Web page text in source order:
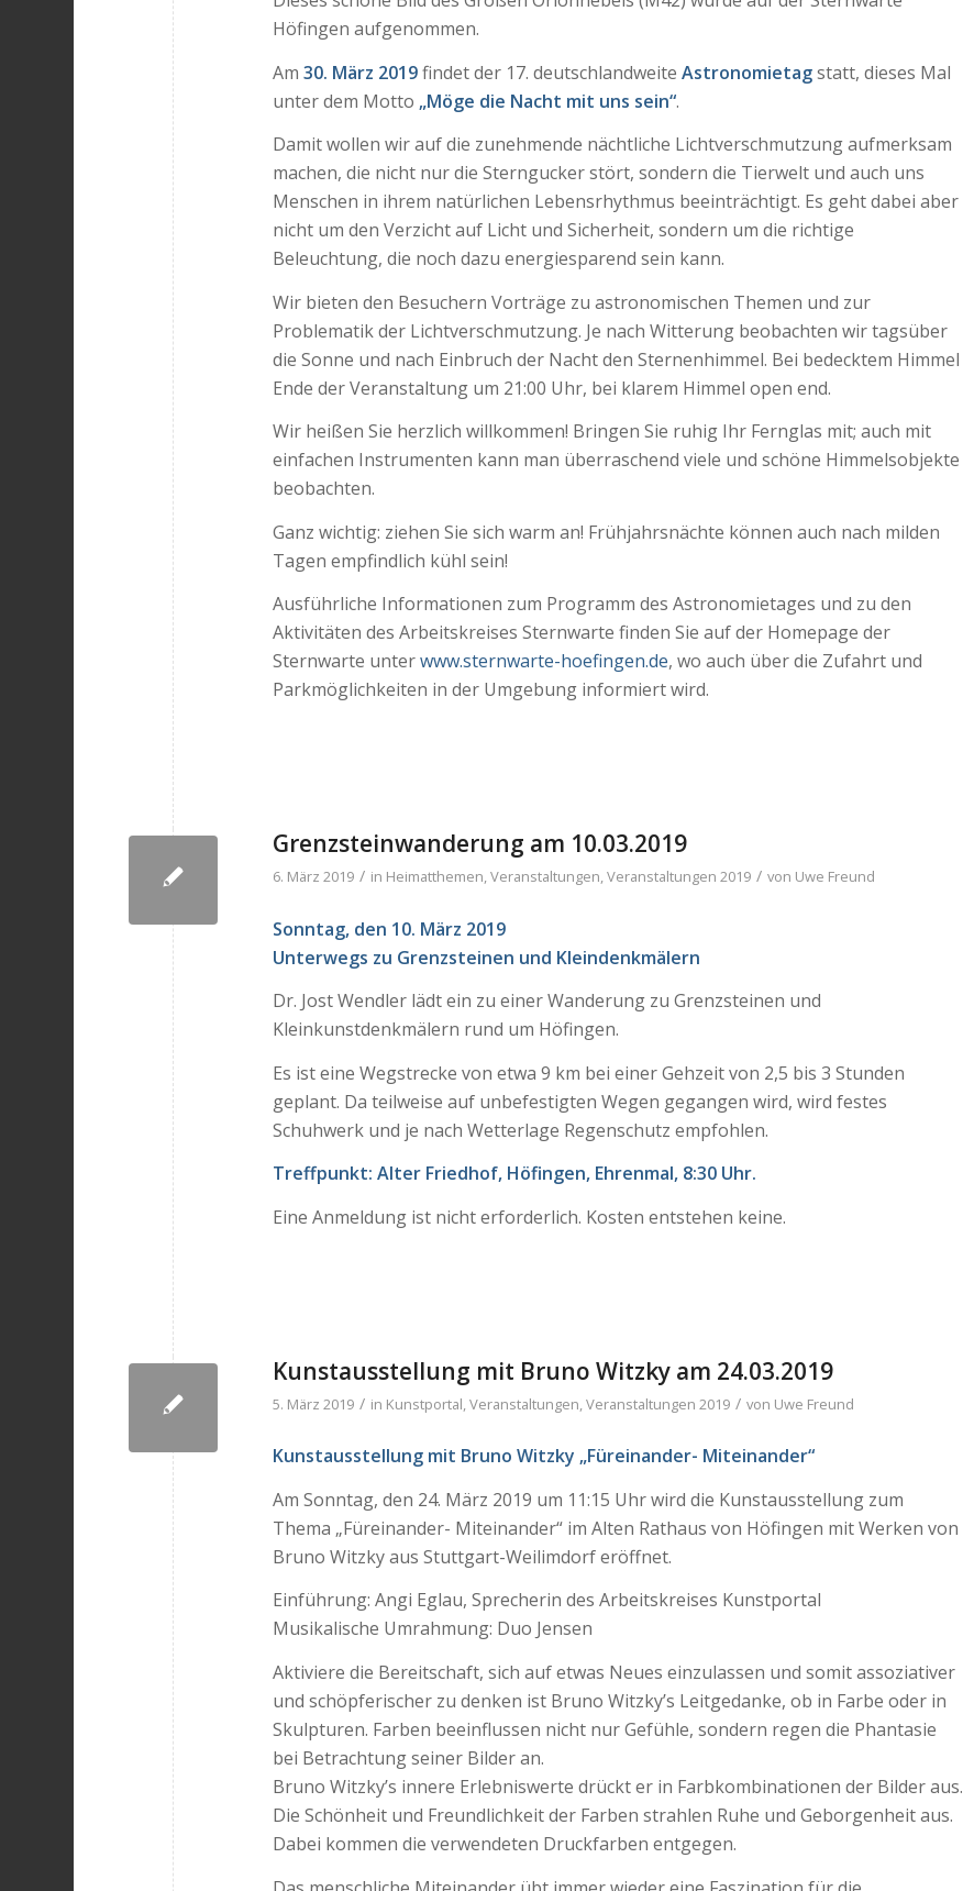
Höfingen aufgenommen.
Am30. März 2019findet der 17. deutschlandweiteAstronomietagstatt, dieses Mal
unter dem Motto „Möge die Nacht mit uns sein“.
Damit wollen wir auf die zunehmende nächtliche Lichtverschmutzung aufmerksam
machen, die nicht nur die Sterngucker stört, sondern die Tierwelt und auch uns
Menschen in ihrem natürlichen Lebensrhythmus beeinträchtigt. Es geht dabei aber
nicht um den Verzicht auf Licht und Sicherheit, sondern um die richtige
Beleuchtung, die noch dazu energiesparend sein kann.
Wir bieten den Besuchern Vorträge zu astronomischen Themen und zur
Problematik der Lichtverschmutzung. Je nach Witterung beobachten wir tagsüber
die Sonne und nach Einbruch der Nacht den Sternenhimmel. Bei bedecktem Himmel
Ende der Veranstaltung um 21:00 Uhr, bei klarem Himmel open end.
Wir heißen Sie herzlich willkommen! Bringen Sie ruhig Ihr Fernglas mit; auch mit
einfachen Instrumenten kann man überraschend viele und schöne Himmelsobjekte
beobachten.
Ganz wichtig: ziehen Sie sich warm an! Frühjahrsnächte können auch nach milden
Tagen empfindlich kühl sein!
Ausführliche Informationen zum Programm des Astronomietages und zu den
Aktivitäten des Arbeitskreises Sternwarte finden Sie auf der Homepage der
Sternwarte unterwww.sternwarte-hoefingen.de, wo auch über die Zufahrt und
Parkmöglichkeiten in der Umgebung informiert wird.
Grenzsteinwanderung am 10.03.2019
6. März 2019 / in Heimatthemen,Veranstaltungen,Veranstaltungen 2019 / von Uwe Freund
Sonntag, den 10. März 2019
Unterwegs zu Grenzsteinen und Kleindenkmälern
Dr. Jost Wendler lädt ein zu einer Wanderung zu Grenzsteinen und
Kleinkunstdenkmälern rund um Höfingen.
Es ist eine Wegstrecke von etwa 9 km bei einer Gehzeit von 2,5 bis 3 Stunden
geplant. Da teilweise auf unbefestigten Wegen gegangen wird, wird festes
Schuhwerk und je nach Wetterlage Regenschutz empfohlen.
Treffpunkt: Alter Friedhof, Höfingen, Ehrenmal, 8:30 Uhr.
Eine Anmeldung ist nicht erforderlich. Kosten entstehen keine.
Kunstausstellung mit Bruno Witzky am 24.03.2019
5. März 2019 / in Kunstportal,Veranstaltungen,Veranstaltungen 2019 / von Uwe Freund
Kunstausstellung mit Bruno Witzky „Füreinander- Miteinander“
Am Sonntag, den 24. März 2019 um 11:15 Uhr wird die Kunstausstellung zum
Thema „Füreinander- Miteinander“ im Alten Rathaus von Höfingen mit Werken von
Bruno Witzky aus Stuttgart-Weilimdorf eröffnet.
Einführung: Angi Eglau, Sprecherin des Arbeitskreises Kunstportal
Musikalische Umrahmung: Duo Jensen
Aktiviere die Bereitschaft, sich auf etwas Neues einzulassen und somit assoziativer
und schöpferischer zu denken ist Bruno Witzky’s Leitgedanke, ob in Farbe oder in
Skulpturen. Farben beeinflussen nicht nur Gefühle, sondern regen die Phantasie
bei Betrachtung seiner Bilder an.
Bruno Witzky’s innere Erlebniswerte drückt er in Farbkombinationen der Bilder aus.
Die Schönheit und Freundlichkeit der Farben strahlen Ruhe und Geborgenheit aus.
Dabei kommen die verwendeten Druckfarben entgegen.